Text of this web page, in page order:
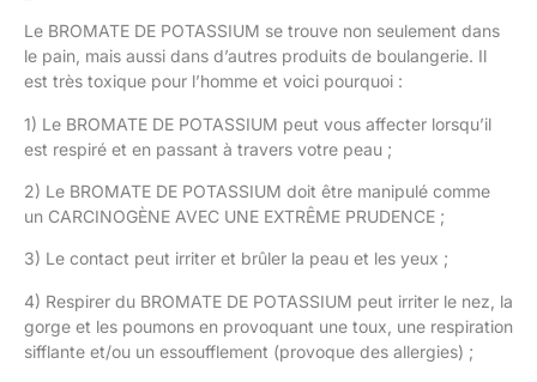
Le BROMATE DE POTASSIUM se trouve non seulement dans
le pain, mais aussi dans d’autres produits de boulangerie. Il
est très toxique pour l’homme et voici pourquoi :
1) Le BROMATE DE POTASSIUM peut vous affecter lorsqu’il
est respiré et en passant à travers votre peau ;
2) Le BROMATE DE POTASSIUM doit être manipulé comme
un CARCINOGÈNE AVEC UNE EXTRÊME PRUDENCE ;
3) Le contact peut irriter et brûler la peau et les yeux ;
4) Respirer du BROMATE DE POTASSIUM peut irriter le nez, la
gorge et les poumons en provoquant une toux, une respiration
sifflante et/ou un essoufflement (provoque des allergies) ;